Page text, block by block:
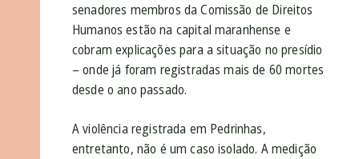
senadores membros da Comissão de Direitos
Humanos estão na capital maranhense e
cobram explicações para a situação no presídio
– onde já foram registradas mais de 60 mortes
desde o ano passado.
A violência registrada em Pedrinhas,
entretanto, não é um caso isolado. A medição